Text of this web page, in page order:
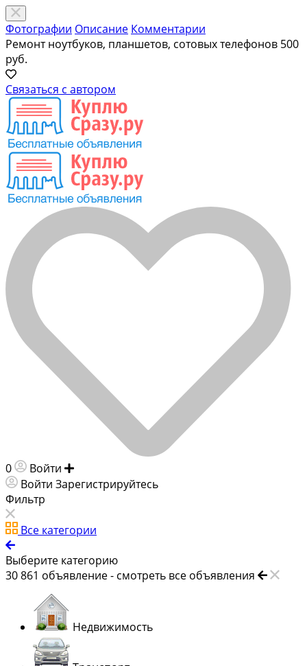
Фотографии Описание Комментарии
Ремонт ноутбуков, планшетов, сотовых телефонов 500
руб.
Связаться с автором
0 Войти
Войти Зарегистрируйтесь
Фильтр
Все категории
Выберите категорию
30 861 объявление - смотреть все объявления
Недвижимость